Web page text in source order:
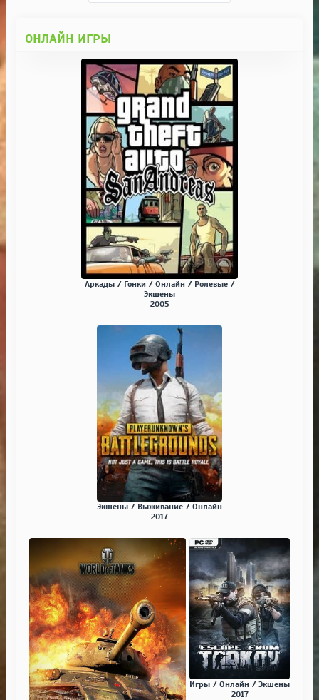
ОНЛАЙН ИГРЫ
Аркады / Гонки / Онлайн / Ролевые /
Экшены
2005
Экшены / Выживание / Онлайн
2017
Игры / Онлайн / Экшены
2017